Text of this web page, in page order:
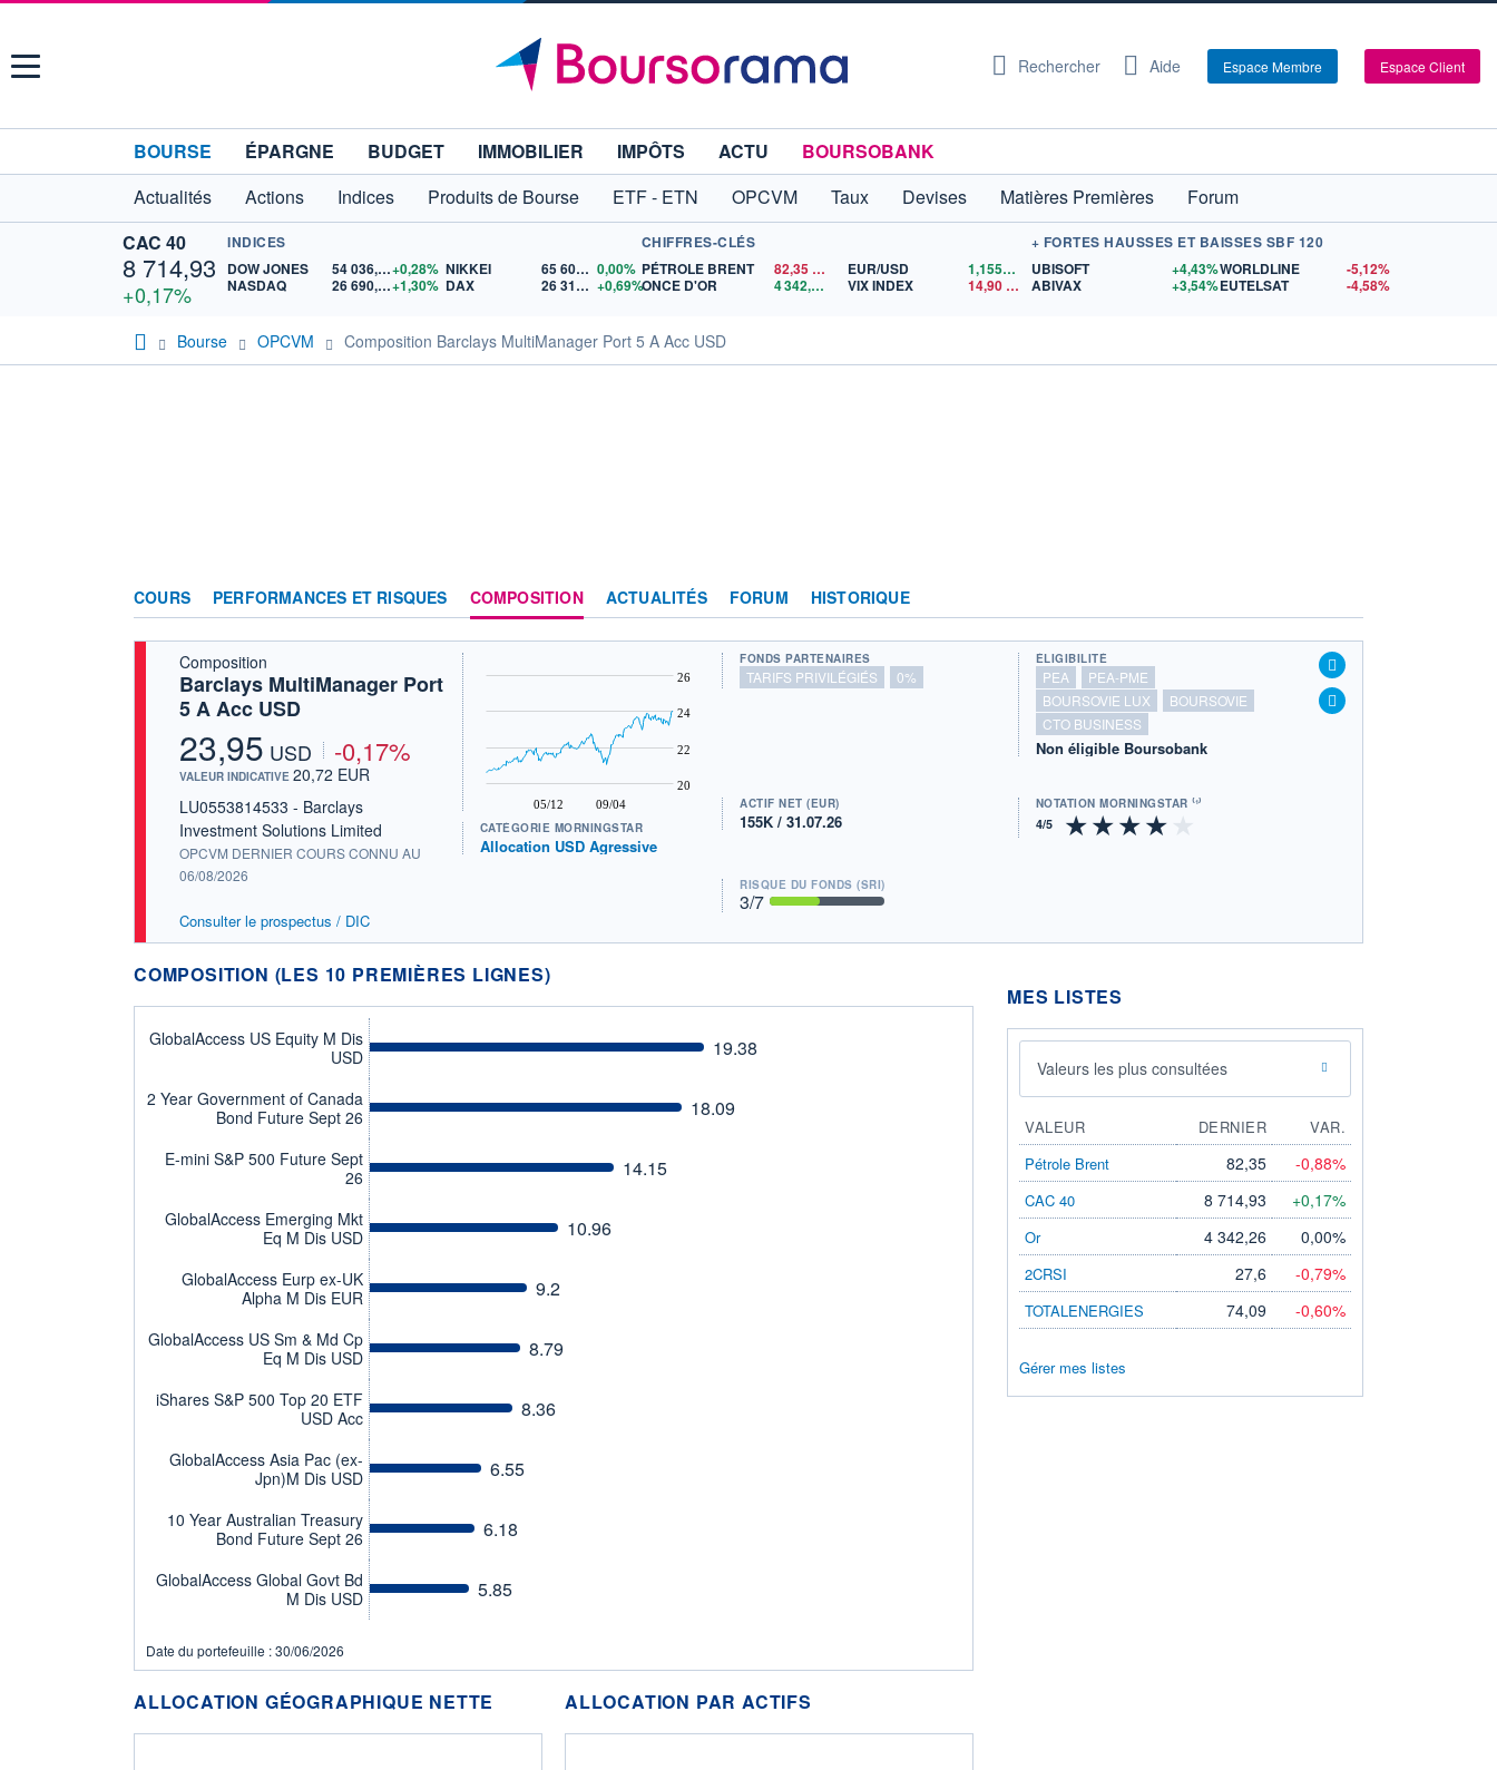
Menu Rechercher Aide Espace Membre Espace Client
BOURSE ÉPARGNE BUDGET IMMOBILIER IMPÔTS ACTU
BOURSOBANK
Actualités
Actions Indices Produits de Bourse ETF - ETN OPCVM Taux Devises Matières Premières
Forum
CAC 40
8 714,93
+0,17%
INDICES
DOW JONES
54 036,93+0,28%
NASDAQ
26 690,62+1,30%
NIKKEI 65 606,71 0,00%
DAX
26 319,45 +0,69%
CHIFFRES-CLÉS
PÉTROLE BRENT
82,35$US
ONCE D'OR
4 342,26 $US
EUR/USD 1,1559$US
VIX INDEX
14,90
+ FORTES HAUSSES ET BAISSES SBF 120
UBISOFT
+4,43%
ABIVAX
+3,54%
WORLDLINE
-5,12%
EUTELSAT
-4,58%
Bourse OPCVM Composition Barclays MultiManager Port 5 A Acc USD
COURS PERFORMANCES ET RISQUES COMPOSITION ACTUALITÉS FORUM HISTORIQUE
Composition
Barclays MultiManager Port
5 A Acc USD
23,95 USD -0,17%
VALEUR INDICATIVE 20,72 EUR
LU0553814533 - Barclays
Investment Solutions Limited
OPCVM DERNIER COURS CONNU AU
06/08/2026
Consulter le prospectus / DIC
05/12 09/04
20
22
24
26
CATÉGORIE MORNINGSTAR
Allocation USD Agressive
FONDS PARTENAIRES
TARIFS PRIVILÉGIÉS 0%
ÉLIGIBILITÉ
PEA
PEA-PME
BOURSOVIE LUX
BOURSOVIE
CTO BUSINESS
Non éligible Boursobank
ACTIF NET (EUR)
155K / 31.07.26
NOTATION MORNINGSTAR ⁽¹⁾
RISQUE DU FONDS (SRI)
3/7
COMPOSITION (LES 10 PREMIÈRES LIGNES)
GlobalAccess US Equity M Dis
USD
19.38
2 Year Government of Canada
Bond Future Sept 26
18.09
E-mini S&P 500 Future Sept
26
14.15
GlobalAccess Emerging Mkt
Eq M Dis USD
10.96
GlobalAccess Eurp ex-UK
Alpha M Dis EUR
9.2
GlobalAccess US Sm & Md Cp
Eq M Dis USD
8.79
iShares S&P 500 Top 20 ETF
USD Acc
8.36
GlobalAccess Asia Pac (ex-
Jpn)M Dis USD
6.55
10 Year Australian Treasury
Bond Future Sept 26
6.18
GlobalAccess Global Govt Bd
M Dis USD
5.85
Date du portefeuille : 30/06/2026
ALLOCATION GÉOGRAPHIQUE NETTE ALLOCATION PAR ACTIFS
MES LISTES
Valeurs les plus consultées
VALEUR DERNIER
VAR.
Pétrole Brent
82,35 -0,88%
CAC 40 8 714,93 +0,17%
Or 4 342,26 0,00%
2CRSI 27,6 -0,79%
TOTALENERGIES 74,09 -0,60%
Gérer mes listes